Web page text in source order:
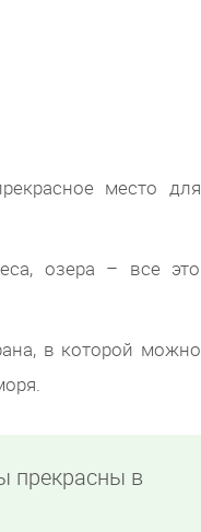
место для
озера – все это
в которой можно
прекрасны в